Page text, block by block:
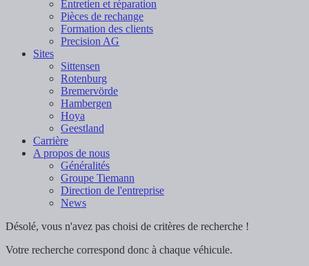
Entretien et réparation
Pièces de rechange
Formation des clients
Precision AG
Sites
Sittensen
Rotenburg
Bremervörde
Hambergen
Hoya
Geestland
Carrière
A propos de nous
Généralités
Groupe Tiemann
Direction de l'entreprise
News
Désolé, vous n'avez pas choisi de critères de recherche !
Votre recherche correspond donc à chaque véhicule.